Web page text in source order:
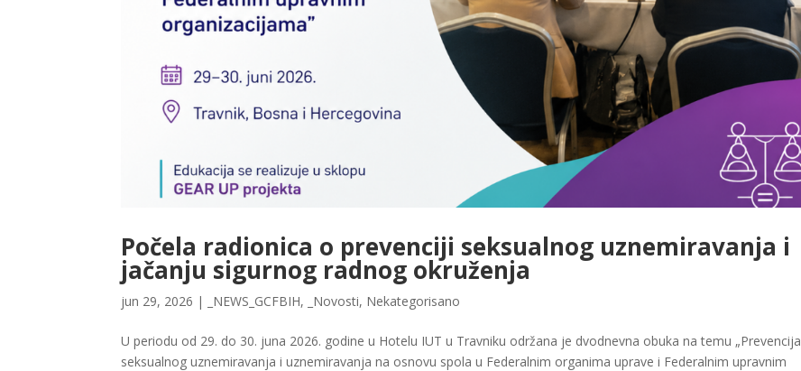
Počela radionica o prevenciji seksualnog uznemiravanja i
jačanju sigurnog radnog okruženja
jun 29, 2026 | _NEWS_GCFBIH, _Novosti, Nekategorisano
U periodu od 29. do 30. juna 2026. godine u Hotelu IUT u Travniku održana je dvodnevna obuka na temu „Prevencija
seksualnog uznemiravanja i uznemiravanja na osnovu spola u Federalnim organima uprave i Federalnim upravnim